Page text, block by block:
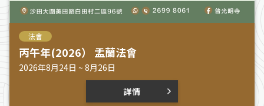
法會
丙午年(2026） 盂蘭法會
2026年8月24日 ~ 8月26日
詳情